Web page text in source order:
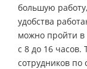
большую
удобства
можно пройти в
с 8 до 16 часов.
сотрудников по